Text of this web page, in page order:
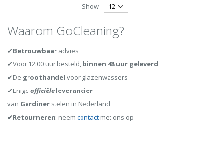
Show
Waarom GoCleaning?
✔Betrouwbaar advies
✔Voor 12:00 uur besteld, binnen 48 uur geleverd
✔De groothandel voor glazenwassers
✔Enige officiële leverancier
van Gardiner stelen in Nederland
✔Retourneren: neem contact met ons op